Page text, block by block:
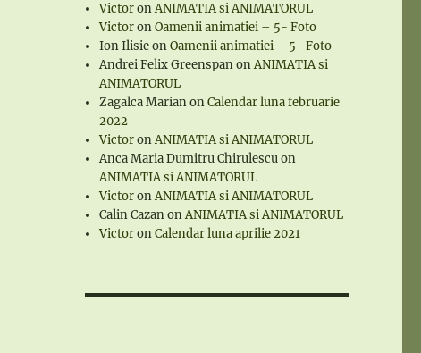
VictoronANIMATIA si ANIMATORUL
VictoronOamenii animatiei – 5- Foto
Ion IlisieonOamenii animatiei – 5- Foto
Andrei Felix GreenspanonANIMATIA si
ANIMATORUL
Zagalca MarianonCalendar luna februarie
2022
VictoronANIMATIA si ANIMATORUL
Anca Maria Dumitru Chirulescuon
ANIMATIA si ANIMATORUL
VictoronANIMATIA si ANIMATORUL
Calin CazanonANIMATIA si ANIMATORUL
VictoronCalendar luna aprilie 2021